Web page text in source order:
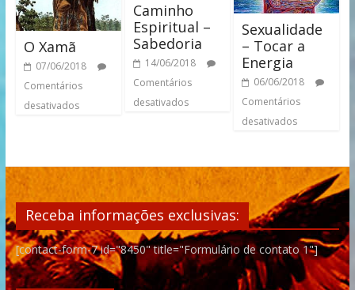
O Xamã
07/06/2018
Comentários
desativados
Caminho
Espiritual –
Sabedoria
14/06/2018
Comentários
desativados
Sexualidade
– Tocar a
Energia
06/06/2018
Comentários
desativados
Receba informações exclusivas:
[contact-form-7 id="8450" title="Formulário de contato 1"]